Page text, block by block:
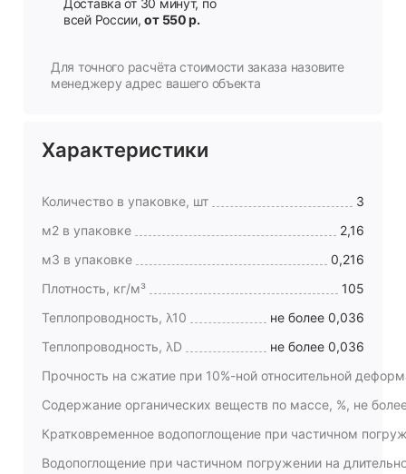
Доставка от 30 минут, по
всей России,от 550 р.
Для точного расчёта стоимости заказа назовите
менеджеру адрес вашего объекта
Характеристики
Количество в упаковке, шт
3
м2 в упаковке
2,16
м3 в упаковке
0,216
Плотность, кг/м³
105
Теплопроводность, λ10
не более 0,036
Теплопроводность, λD
не более 0,036
Прочность на сжатие при 10%-ной относительной
Содержание органических веществ по массе, %, не
Кратковременное водопоглощение при частичном
Водопоглощение при частичном погружении на